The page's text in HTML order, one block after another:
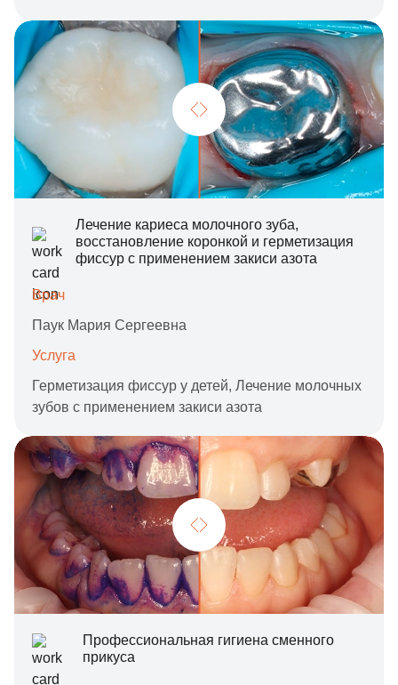
Лечение кариеса молочного зуба,
восстановление коронкой и герметизация
фиссур с применением закиси азота
Врач
Паук Мария Сергеевна
Услуга
Герметизация фиссур у детей, Лечение молочных
зубов с применением закиси азота
Профессиональная гигиена сменного
прикуса